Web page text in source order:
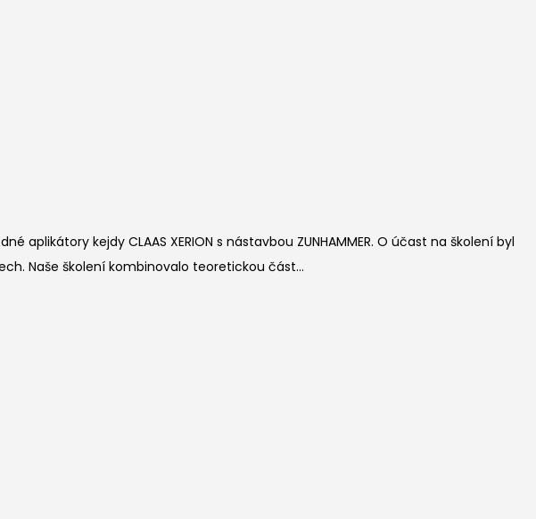
kejdy CLAAS XERION s nástavbou ZUNHAMMER. O účast na školení byl
Naše školení kombinovalo teoretickou část...